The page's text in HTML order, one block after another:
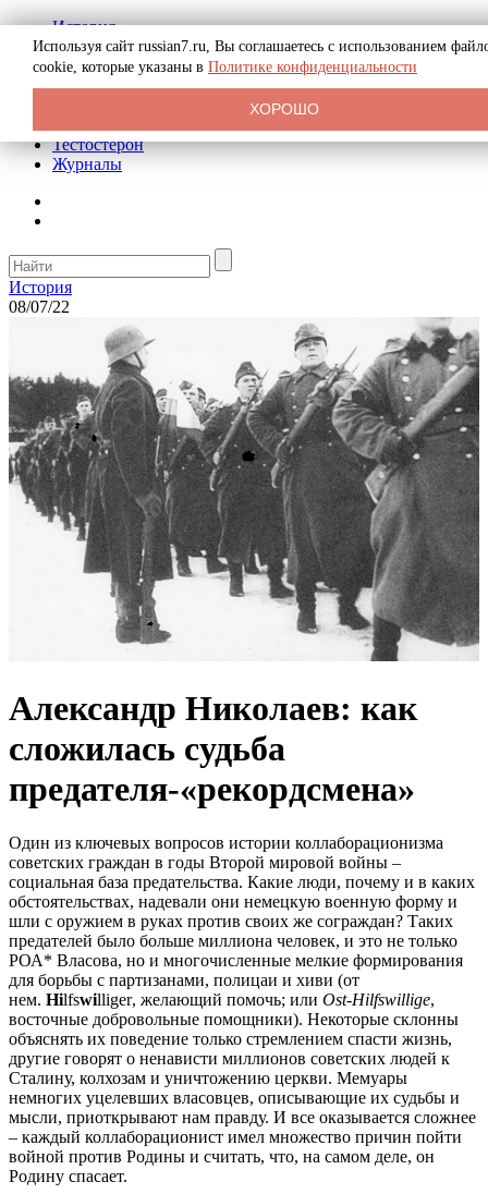
История
Биография
Криминал
Реклама на сайте
Тестостерон
Журналы
История
08/07/22
Александр Николаев: как
сложилась судьба
предателя-«рекордсмена»
Один из ключевых вопросов истории коллаборационизма
советских граждан в годы Второй мировой войны –
социальная база предательства. Какие люди, почему и в каких
обстоятельствах, надевали они немецкую военную форму и
шли с оружием в руках против своих же сограждан? Таких
предателей было больше миллиона человек, и это не только
РОА* Власова, но и многочисленные мелкие формирования
для борьбы с партизанами, полицаи и хиви (от
нем. Hilfswilliger, желающий помочь; или Ost-Hilfswillige,
восточные добровольные помощники). Некоторые склонны
объяснять их поведение только стремлением спасти жизнь,
другие говорят о ненависти миллионов советских людей к
Сталину, колхозам и уничтожению церкви. Мемуары
немногих уцелевших власовцев, описывающие их судьбы и
мысли, приоткрывают нам правду. И все оказывается сложнее
– каждый коллаборационист имел множество причин пойти
войной против Родины и считать, что, на самом деле, он
Родину спасает.
Используя сайт russian7.ru, Вы соглашаетесь с использованием
cookie, которые указаны в Политике конфиденциальности
ХОРОШО